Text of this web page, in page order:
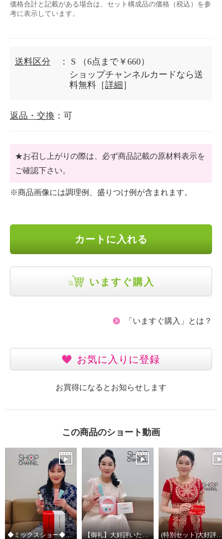
価格合計と記載がある場合は、セット構成品の価格（税込）を参
考に表示しています。
送料区分 ： S
（6点まで￥660）
ショップチャンネルカードなら送
料無料［詳細 ］
返品・交換 ：可
★お召し上がりの際は、必ず商品記載の原材料表示を
ご確認下さい。
※商品画像には調理例、盛りつけ例が含まれます。
カートに入れる
いますぐ購入
「いますぐ購入」とは？
お気に入りに登録
お買得になるとお知らせします
この商品のショート動画
◆ミックスショー◆大好評いただきありがとうございました！！！ 【御礼】大好評いただきありがとうございました！ (特別セット)大好評いただきありが